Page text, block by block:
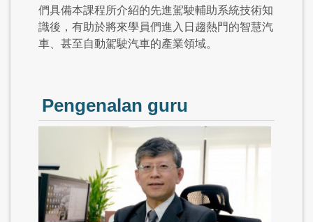
們具備本課程所介紹的先進駕駛輔助系統技術知
識後，有助於將來學員們進入日趨熱門的智慧汽
車、甚至自動駕駛汽車的產業領域。
Pengenalan guru